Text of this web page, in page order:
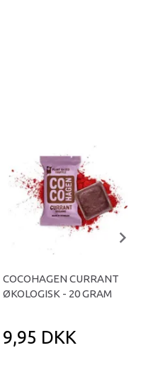
COCOHAGEN CURRANT
ØKOLOGISK - 20 GRAM
9,95 DKK